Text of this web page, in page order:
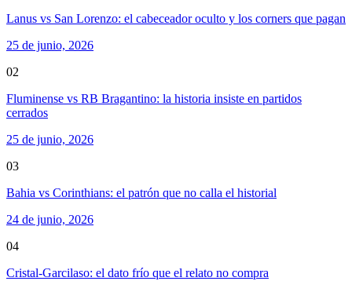
Lanus vs San Lorenzo: el cabeceador oculto y los corners que pagan
25 de junio, 2026
02
Fluminense vs RB Bragantino: la historia insiste en partidos
cerrados
25 de junio, 2026
03
Bahia vs Corinthians: el patrón que no calla el historial
24 de junio, 2026
04
Cristal-Garcilaso: el dato frío que el relato no compra